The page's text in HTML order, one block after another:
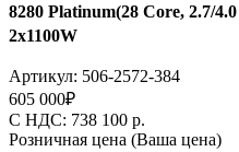
8280 Platinum(28 Core, 2.7/
2x1100W
Артикул: 506-2572-384
605 000₽
C НДС: 738 100 р.
Розничная цена (Ваша цена)